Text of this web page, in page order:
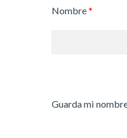
Nombre*
Guarda mi